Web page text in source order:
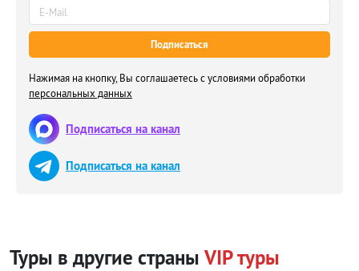
Подписаться
Нажимая на кнопку, Вы соглашаетесь с условиями обработки
персональных данных
Подписаться на канал
Подписаться на канал
Туры в другие страны VIP туры